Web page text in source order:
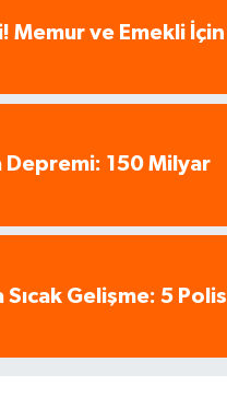
Memur ve Emekli İçin
Depremi: 150 Milyar
Gelişme: 5 Polis